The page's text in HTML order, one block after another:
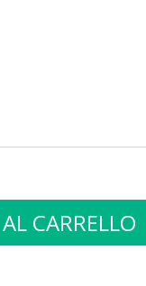
CARRELLO